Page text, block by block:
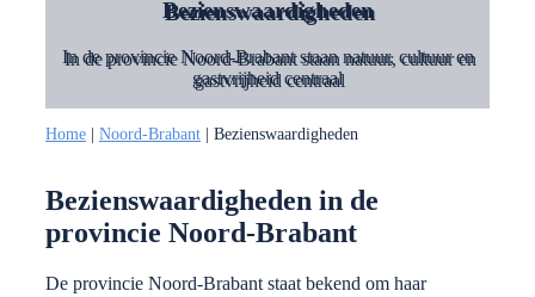
Bezienswaardigheden
In de provincie Noord-Brabant staan natuur, cultuur en
gastvrijheid centraal
Home Noord-Brabant Bezienswaardigheden
Bezienswaardigheden in de
provincie Noord-Brabant
De provincie Noord-Brabant staat bekend om haar